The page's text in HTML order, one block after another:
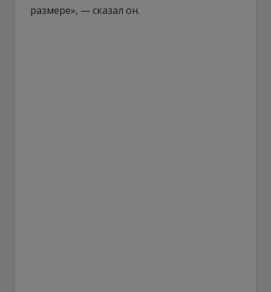
размере», — сказал он.